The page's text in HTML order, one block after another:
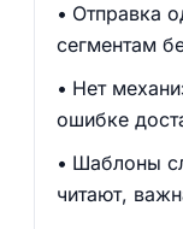
Отправка
сегментам
Нет
ошибке
Шаблоны
читают,